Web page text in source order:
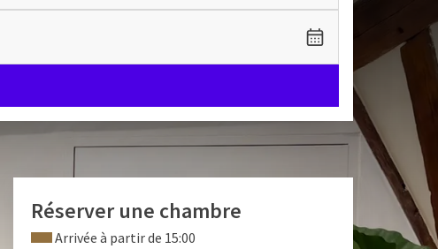
Réserver une chambre
Arrivée à partir de 15:00